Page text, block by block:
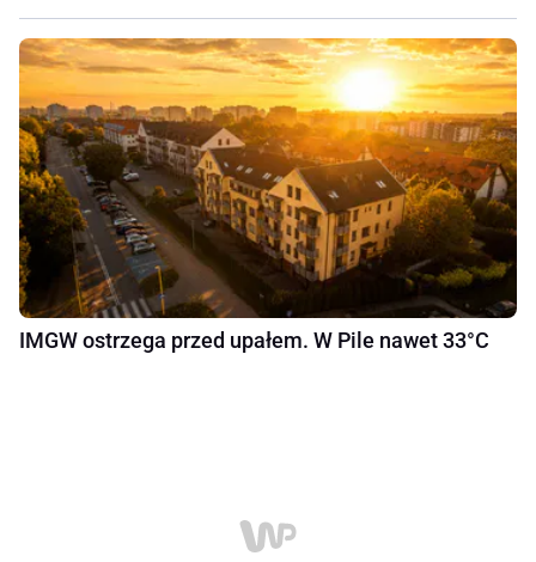
IMGW ostrzega przed upałem. W Pile nawet 33°C